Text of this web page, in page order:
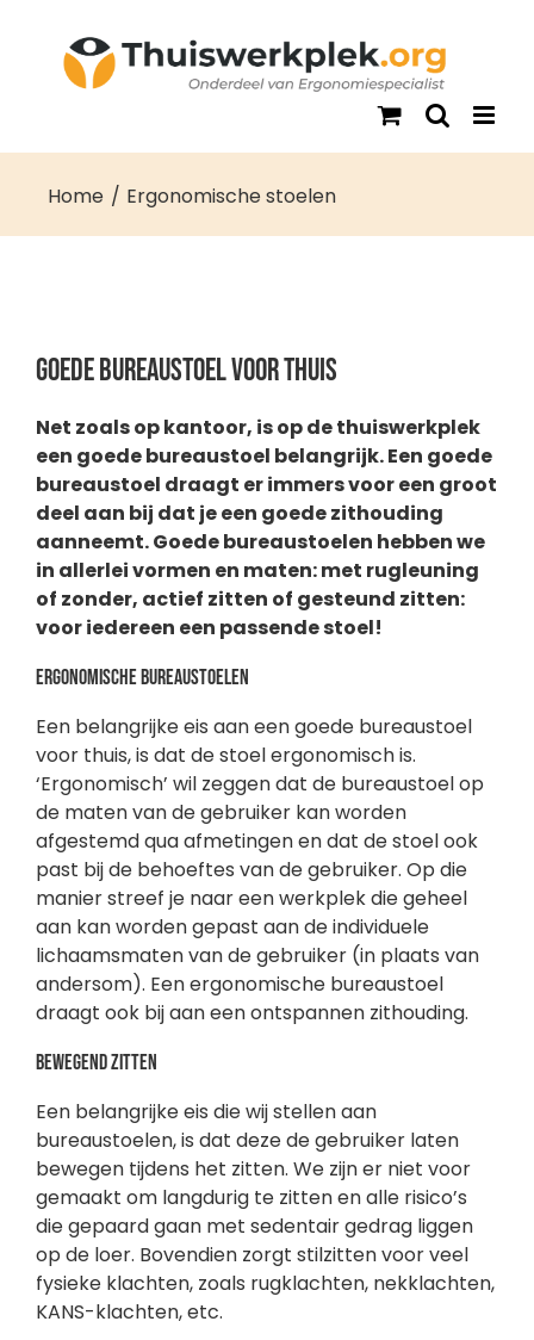
Home Ergonomische stoelen
Goede bureaustoel voor thuis
Net zoals op kantoor, is op de thuiswerkplek
een goede bureaustoel belangrijk. Een goede
bureaustoel draagt er immers voor een groot
deel aan bij dat je een goede zithouding
aanneemt. Goede bureaustoelen hebben we
in allerlei vormen en maten: met rugleuning
of zonder, actief zitten of gesteund zitten:
voor iedereen een passende stoel!
Ergonomische bureaustoelen
Een belangrijke eis aan een goede bureaustoel
voor thuis, is dat de stoel ergonomisch is.
‘Ergonomisch’ wil zeggen dat de bureaustoel op
de maten van de gebruiker kan worden
afgestemd qua afmetingen en dat de stoel ook
past bij de behoeftes van de gebruiker. Op die
manier streef je naar een werkplek die geheel
aan kan worden gepast aan de individuele
lichaamsmaten van de gebruiker (in plaats van
andersom). Een ergonomische bureaustoel
draagt ook bij aan een ontspannen zithouding.
Bewegend zitten
Een belangrijke eis die wij stellen aan
bureaustoelen, is dat deze de gebruiker laten
bewegen tijdens het zitten. We zijn er niet voor
gemaakt om langdurig te zitten en alle risico’s
die gepaard gaan met sedentair gedrag liggen
op de loer. Bovendien zorgt stilzitten voor veel
fysieke klachten, zoals rugklachten, nekklachten,
KANS-klachten, etc.